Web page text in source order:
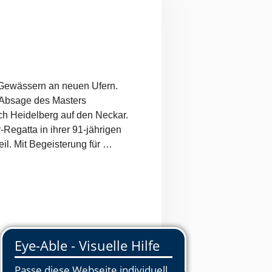
an neuen Ufern.
des Masters
Heidelberg auf den Neckar.
in ihrer 91-jährigen
Mit Begeisterung für …